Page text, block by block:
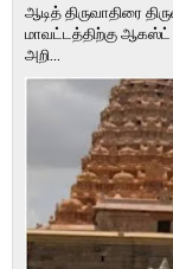
ஆடித் திருவாதிரை
மாவட்டத்திற்கு ஆகஸ்ட்
அறி...